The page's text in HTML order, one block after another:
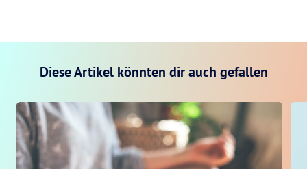
Diese Artikel könnten dir auch gefallen